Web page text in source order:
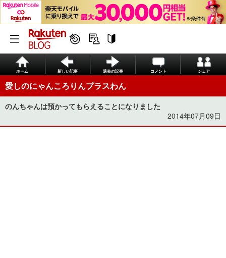
ホーム 新しい記事 過去の記事 コメント シェア
愛しのにゃんころりんプラスわん
のんちゃんは預かってもらえることになりました
2014年07月09日